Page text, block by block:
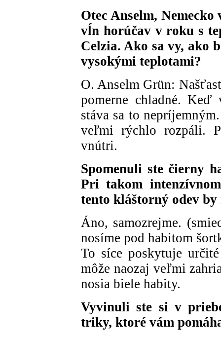
Otec Anselm,
vĺn horúčav v roku s
Celzia. Ako sa vy, ako
vysokými teplotami?
O. Anselm Grün:
pomerne chladné.
stáva sa to
veľmi rýchlo rozpáli.
vnútri.
Spomenuli ste čierny
Pri takom
tento kláštorný odev
Áno, samozrejme.
nosíme pod habitom
To síce poskytuje
môže naozaj veľmi
nosia biele habity.
Vyvinuli ste si v
triky, ktoré vám